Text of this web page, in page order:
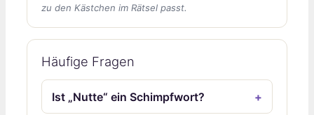
zu den Kästchen im Rätsel passt.
Häufige Fragen
Ist „Nutte“ ein Schimpfwort?